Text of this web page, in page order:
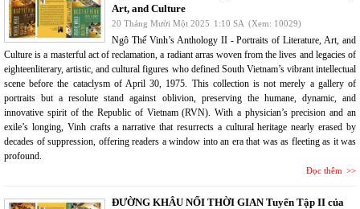
Art, and Culture
20 Tháng Mười Một 2025 1:10 SA (Xem: 10029)
Ngô Thế Vinh’s Anthology II - Portraits of Literature, Art, and
Culture is a masterful act of reclamation, a radiant arras woven from the lives and legacies of
eighteenliterary, artistic, and cultural figures who defined South Vietnam’s vibrant intellectual
scene before the cataclysm of April 30, 1975. This collection is not merely a gallery of
portraits but a resolute stand against oblivion, preserving the humane, dynamic, and
innovative spirit of the Republic of Vietnam (RVN). With a physician’s precision and an
exile’s longing, Vinh crafts a narrative that resurrects a cultural heritage nearly erased by
decades of suppression, offering readers a window into an era that was as fleeting as it was
profound.
Đọc thêm
ĐƯỜNG KHÂU NỐI THỜI GIAN Tuyển Tập II của